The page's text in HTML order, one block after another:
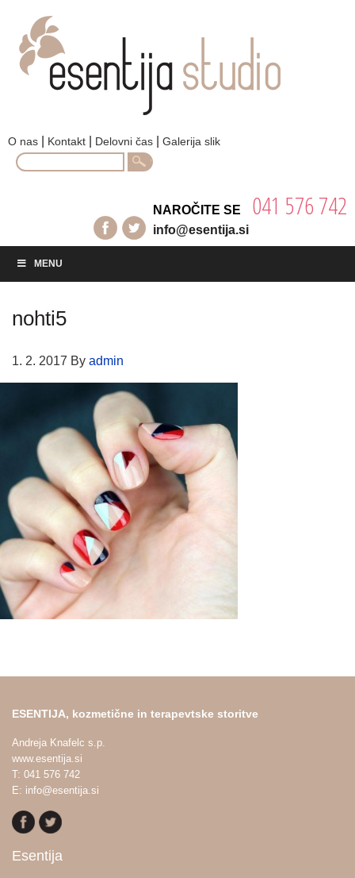
O nas Kontakt Delovni čas Galerija slik
Search
NAROČITE SE 041 576 742
info@esentija.si
MENU
nohti5
1. 2. 2017 By admin
ESENTIJA, kozmetične in terapevtske storitve
Andreja Knafelc s.p.
www.esentija.si
T: 041 576 742
E: info@esentija.si
Esentija